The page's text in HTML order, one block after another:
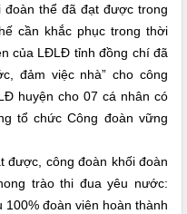
thể đã đạt được trong
cần khắc phục trong thời
của LĐLĐ tỉnh đồng chí đã
đảm việc nhà” cho công
huyện cho 07 cá nhân có
tổ chức Công đoàn vững
được, công đoàn khối đoàn
trào thi đua yêu nước:
100% đoàn viên hoàn thành